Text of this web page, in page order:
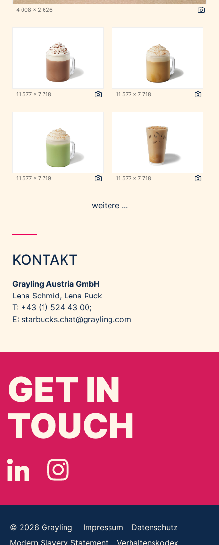
4 008 x 2 626
11 577 x 7 718 11 577 x 7 718
11 577 x 7 719 11 577 x 7 718
weitere ...
KONTAKT
Grayling Austria GmbH
Lena Schmid, Lena Ruck
T: +43 (1) 524 43 00;
E: starbucks.chat@grayling.com
GET IN
TOUCH
© 2026 Grayling Impressum
Datenschutz
Modern Slavery Statement
Verhaltenskodex